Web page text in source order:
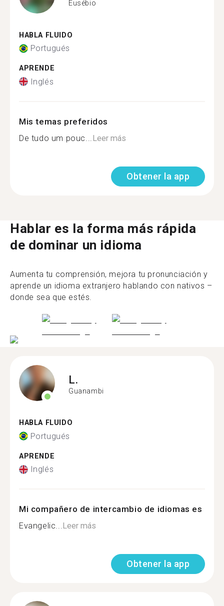
Eusébio
HABLA FLUIDO
Portugués
APRENDE
Inglés
Mis temas preferidos
De tudo um pouc... Leer más
Obtener la app
Hablar es la forma más rápida
de dominar un idioma
Aumenta tu comprensión, mejora tu pronunciación y
aprende un idioma extranjero hablando con nativos –
donde sea que estés.
L.
Guanambi
HABLA FLUIDO
Portugués
APRENDE
Inglés
Mi compañero de intercambio de idiomas es
Evangelic...Leer más
Obtener la app